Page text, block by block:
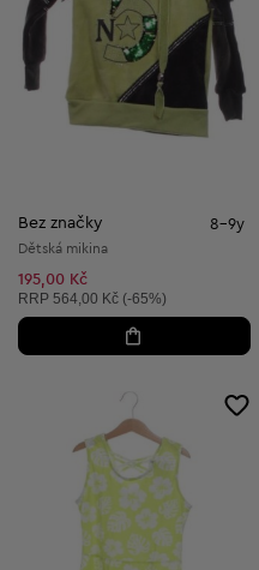
Bez značky 8-9y
Dětská mikina
195,00 Kč
Doporučená cena:
RRP 564,00 Kč (-65%)